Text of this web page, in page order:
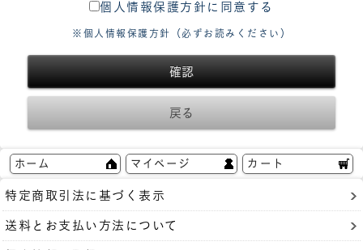
個人情報保護方針に同意する
※個人情報保護方針（必ずお読みください）
ホーム マイページ カート
特定商取引法に基づく表示
送料とお支払い方法について